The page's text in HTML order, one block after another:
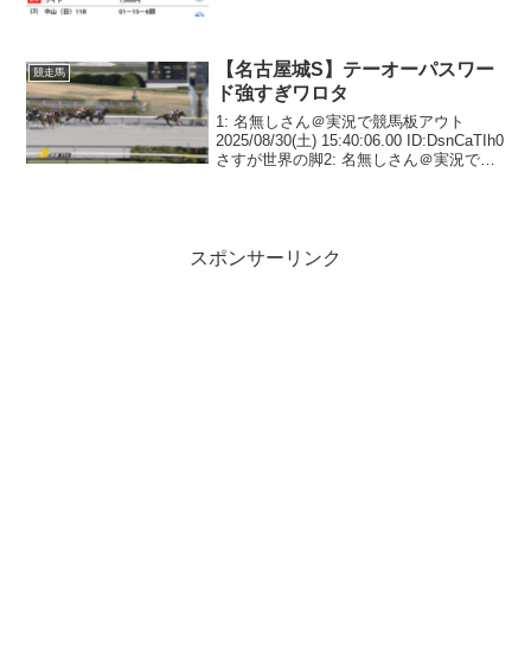
競走馬
【名古屋城S】テーオーパスワー
ド強すぎワロタ
1: 名無しさん＠実況で競馬板アウト
2025/08/30(土) 15:40:06.00 ID:DsnCaTIh0
さすが世界の脚2: 名無しさん＠実況で競
スポンサーリンク